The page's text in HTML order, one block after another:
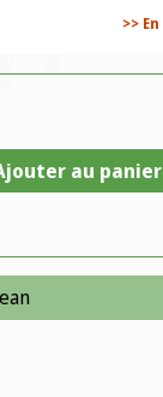
>>
au panier